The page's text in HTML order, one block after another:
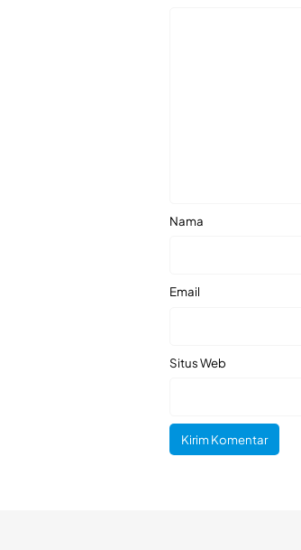
Nama
Email
Situs Web